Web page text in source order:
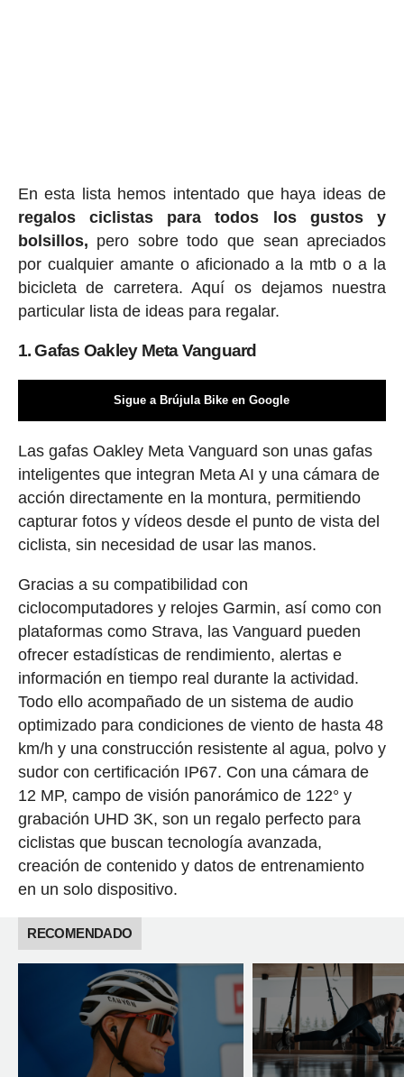
En esta lista hemos intentado que haya ideas de
regalos ciclistas para todos los gustos y
bolsillos, pero sobre todo que sean apreciados
por cualquier amante o aficionado a la mtb o a la
bicicleta de carretera. Aquí os dejamos nuestra
particular lista de ideas para regalar.
1. Gafas Oakley Meta Vanguard
Sigue a Brújula Bike en Google
Las gafas Oakley Meta Vanguard son unas gafas
inteligentes que integran Meta AI y una cámara de
acción directamente en la montura, permitiendo
capturar fotos y vídeos desde el punto de vista del
ciclista, sin necesidad de usar las manos.
Gracias a su compatibilidad con
ciclocomputadores y relojes Garmin, así como con
plataformas como Strava, las Vanguard pueden
ofrecer estadísticas de rendimiento, alertas e
información en tiempo real durante la actividad.
Todo ello acompañado de un sistema de audio
optimizado para condiciones de viento de hasta 48
km/h y una construcción resistente al agua, polvo y
sudor con certificación IP67. Con una cámara de
12 MP, campo de visión panorámico de 122° y
grabación UHD 3K, son un regalo perfecto para
ciclistas que buscan tecnología avanzada,
creación de contenido y datos de entrenamiento
en un solo dispositivo.
RECOMENDADO